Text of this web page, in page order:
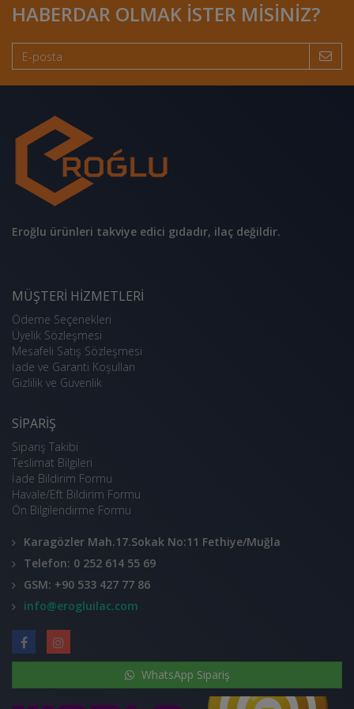
HABERDAR OLMAK ISTER MISINIZ?
Eroğlu ürünleri takviye edici gıdadır, ilaç değildir.
MÜŞTERI HIZMETLERI
Ödeme Seçenekleri
Üyelik Sözleşmesi
Mesafeli Satış Sözleşmesi
İade ve Garanti Koşulları
Gizlilik ve Güvenlik
SIPARIŞ
Sipariş Takibi
Teslimat Bilgileri
İade Bildirim Formu
Havale/Eft Bildirim Formu
Ön Bilgilendirme Formu
Karagözler Mah.17.Sokak No:11 Fethiye/Muğla
Telefon: 0 252 614 55 69
GSM: +90 533 427 77 86
info@erogluilac.com
WhatsApp Sipariş